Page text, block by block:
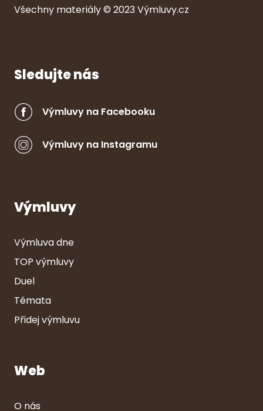
Všechny materiály © 2023Výmluvy.cz
Sledujte nás
Výmluvy na Facebooku
Výmluvy na Instagramu
Výmluvy
Výmluva dne
TOP výmluvy
Duel
Témata
Přidej výmluvu
Web
O nás